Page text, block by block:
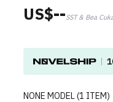
US$--SST & Bea
NONE MODEL(1 ITEM)